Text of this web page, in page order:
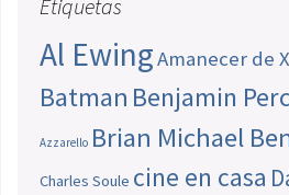
Etiquetas
Al EwingAmanecer de X
Batman Benjamin
Azzarello Brian Michael
Charles Soule cine en casa